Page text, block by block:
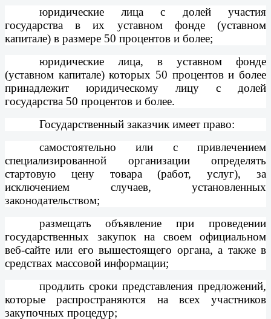
юридические лица с долей участия
государства в их уставном фонде (уставном
капитале) в размере 50 процентов и более;
юридические лица, в уставном фонде
(уставном капитале) которых 50 процентов и более
принадлежит юридическому лицу с долей
государства 50 процентов и более.
Государственный заказчик имеет право:
самостоятельно или с привлечением
специализированной организации определять
стартовую цену товара (работ, услуг), за
исключением случаев, установленных
законодательством;
размещать объявление при проведении
государственных закупок на своем официальном
веб-сайте или его вышестоящего органа, а также в
средствах массовой информации;
продлить сроки представления предложений,
которые распространяются на всех участников
закупочных процедур;